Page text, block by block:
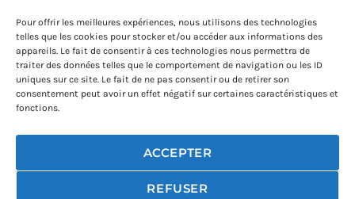
Pour offrir les meilleures expériences, nous utilisons des technologies
telles que les cookies pour stocker et/ou accéder aux informations des
appareils. Le fait de consentir à ces technologies nous permettra de
traiter des données telles que le comportement de navigation ou les ID
uniques sur ce site. Le fait de ne pas consentir ou de retirer son
consentement peut avoir un effet négatif sur certaines caractéristiques et
fonctions.
ACCEPTER
REFUSER
Programme RMN: à écouter cette
semaine…
today DÉCEMBRE 17, 2025
03 26 21 32 36
contact@radiomaunau.net